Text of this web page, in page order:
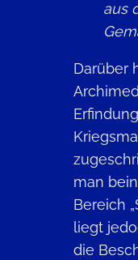
aus
Darüber
man
Bereich
liegt
die